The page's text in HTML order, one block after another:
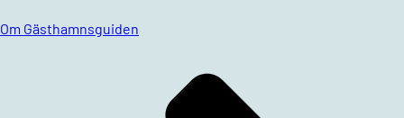
Om Gästhamnsguiden